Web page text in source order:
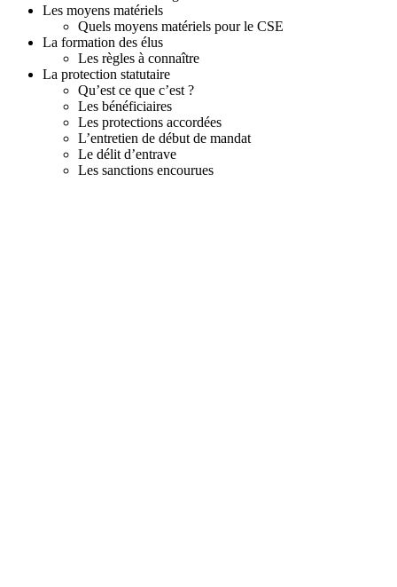
Les moyens matériels
Quels moyens matériels pour le CSE
La formation des élus
Les règles à connaître
La protection statutaire
Qu’est ce que c’est ?
Les bénéficiaires
Les protections accordées
L’entretien de début de mandat
Le délit d’entrave
Les sanctions encourues